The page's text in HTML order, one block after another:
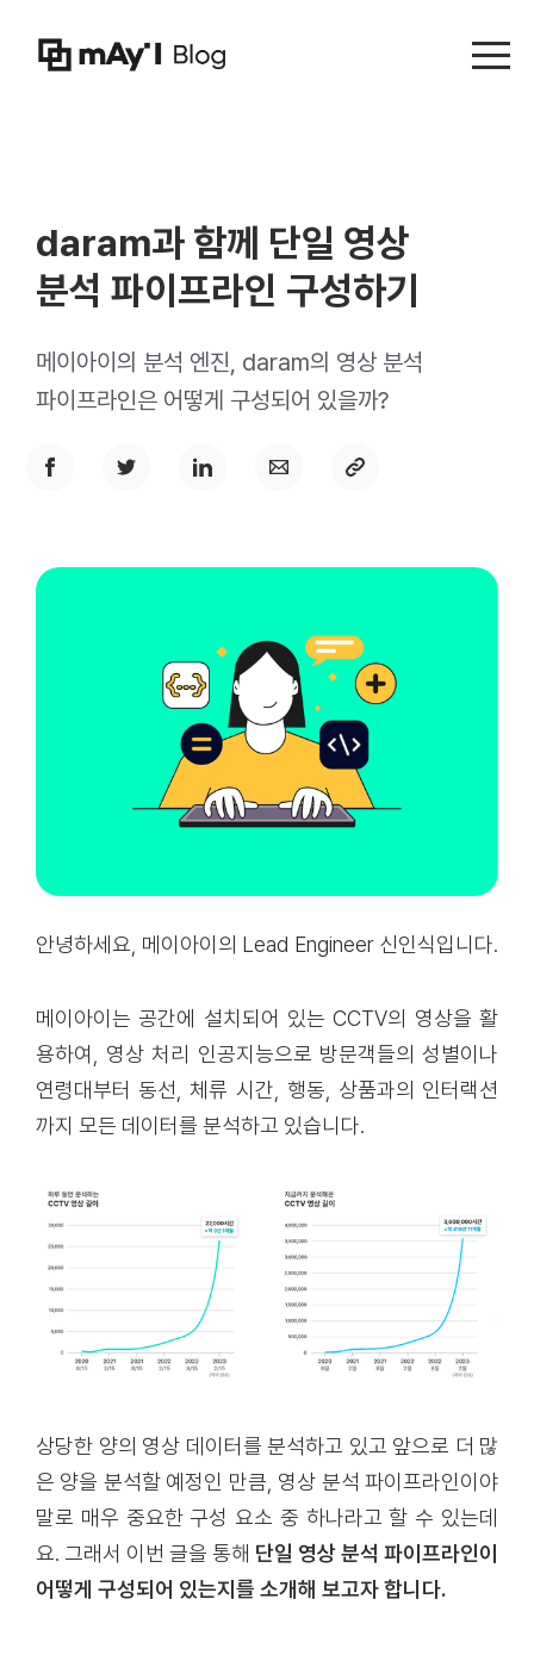
Menu
daram과 함께 단일 영상
분석 파이프라인 구성하기
메이아이의 분석 엔진, daram의 영상 분석
파이프라인은 어떻게 구성되어 있을까?
안녕하세요, 메이아이의 Lead Engineer 신인식입니다.
메이아이는 공간에 설치되어 있는 CCTV의 영상을 활
용하여, 영상 처리 인공지능으로 방문객들의 성별이나
연령대부터 동선, 체류 시간, 행동, 상품과의 인터랙션
까지 모든 데이터를 분석하고 있습니다.
상당한 양의 영상 데이터를 분석하고 있고 앞으로 더 많
은 양을 분석할 예정인 만큼, 영상 분석 파이프라인이야
말로 매우 중요한 구성 요소 중 하나라고 할 수 있는데
요. 그래서 이번 글을 통해 단일 영상 분석 파이프라인이
어떻게 구성되어 있는지를 소개해 보고자 합니다.